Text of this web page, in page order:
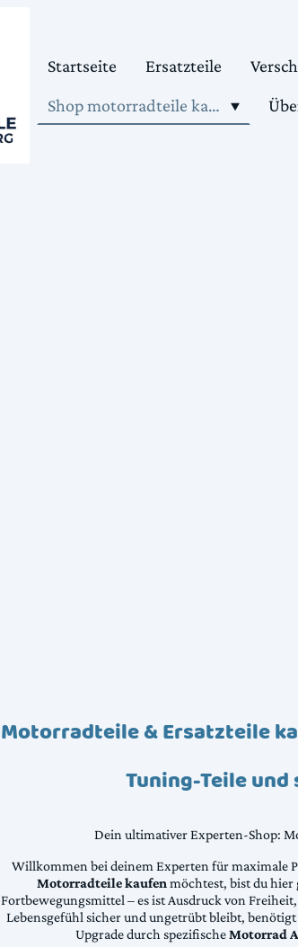
Startseite Ersatzteile
Shop motorradteile kaufen
Motorradteile & Ersatzteile
Tuning-Teile und
Dein ultimativer Experten-Shop:
Willkommen bei deinem Experten für maximale
Motorradteile kaufenmöchtest, bist du
Fortbewegungsmittel – es ist Ausdruck von
Lebensgefühl sicher und ungetrübt bleibt,
Upgrade durch spezifischeMotorrad